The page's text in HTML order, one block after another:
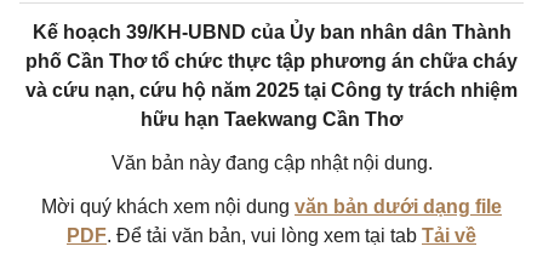
Kế hoạch 39/KH-UBND của Ủy ban nhân dân Thành
phố Cần Thơ tổ chức thực tập phương án chữa cháy
và cứu nạn, cứu hộ năm 2025 tại Công ty trách nhiệm
hữu hạn Taekwang Cần Thơ
Văn bản này đang cập nhật nội dung.
Mời quý khách xem nội dung văn bản dưới dạng file
PDF. Để tải văn bản, vui lòng xem tại tab Tải về